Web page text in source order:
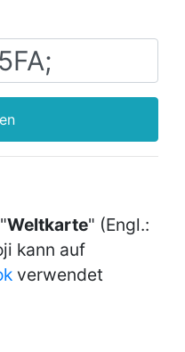
Weltkarte" (Engl.:
kann auf
verwendet